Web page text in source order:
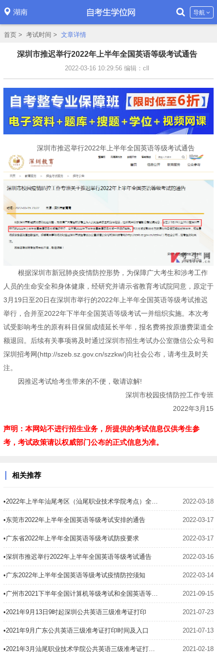
湖南 导航
首页 > 考试时间 > 文章详情
深圳市推迟举行2022年上半年全国英语等级考试通告
2022-03-16 10:29:56 编辑：cll
深圳市推迟举行2022年上半年全国英语等级考试通告
根据深圳市新冠肺炎疫情防控形势，为保障广大考生和涉考工作
人员的生命安全和身体健康，经研究并请示省教育考试院同意，原定于
3月19日至20日在深圳市举行的2022年上半年全国英语等级考试推迟
举行，合并至2022年下半年全国英语等级考试一并组织实施。本次考
试受影响考生的原有科目保留成绩延长半年，报名费将按原缴费渠道全
额退回。后续有关事项将及时通过深圳市招生考试办公室微信公众号和
深圳招考网(http://szeb.sz.gov.cn/szzkw/)向社会公布，请考生及时关
注。
因推迟考试给考生带来的不便，敬请谅解!
深圳市校园疫情防控工作专班
2022年3月15
声明：本网站不进行招生业务，所提供的考试信息仅供考生参
考，考试政策请以权威部门公布的正式信息为准。
相关推荐
2022-03-18
•东莞市2022年上半年全国英语等级考试安排的通告 2022-03-17
•广东省2022年上半年全国英语等级考试防疫要求 2022-03-17
•深圳市推迟举行2022年上半年全国英语等级考试通告 2022-03-16
•广东2022年上半年全国英语等级考试疫情防控须知 2022-03-14
2021-09-15
•2021年9月13日9时起深圳公共英语三级准考证打印 2021-07-23
•2021年9月广东公共英语三级准考证打印时间及入口 2021-07-13
2021-02-18